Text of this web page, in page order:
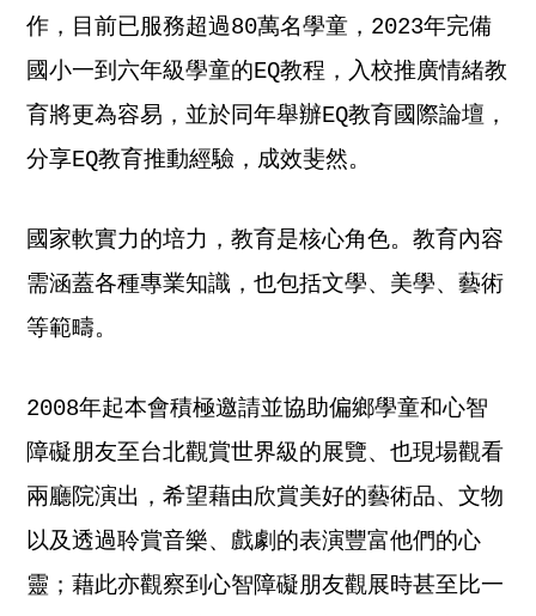
作，目前已服務超過80萬名學童，2023年完備
國小一到六年級學童的EQ教程，入校推廣情緒教
育將更為容易，並於同年舉辦EQ教育國際論壇，
分享EQ教育推動經驗，成效斐然。
國家軟實力的培力，教育是核心角色。教育內容
需涵蓋各種專業知識，也包括文學、美學、藝術
等範疇。
2008年起本會積極邀請並協助偏鄉學童和心智
障礙朋友至台北觀賞世界級的展覽、也現場觀看
兩廳院演出，希望藉由欣賞美好的藝術品、文物
以及透過聆賞音樂、戲劇的表演豐富他們的心
靈；藉此亦觀察到心智障礙朋友觀展時甚至比一